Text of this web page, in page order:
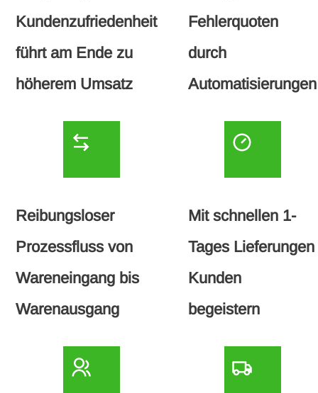
Kundenzufriedenheit
führt am Ende zu
höherem Umsatz
Fehlerquoten
durch
Automatisierungen
Reibungsloser
Prozessfluss von
Wareneingang bis
Warenausgang
Mit schnellen 1-
Tages Lieferungen
Kunden
begeistern